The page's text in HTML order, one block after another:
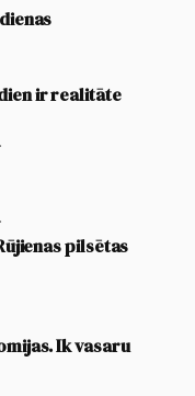
ir realitāte
pilsētas
Ik vasaru